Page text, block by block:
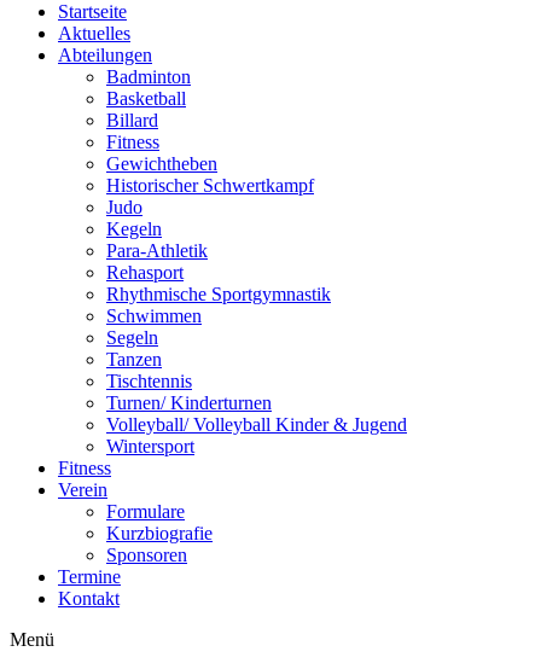
Startseite
Aktuelles
Abteilungen
Badminton
Basketball
Billard
Fitness
Gewichtheben
Historischer Schwertkampf
Judo
Kegeln
Para-Athletik
Rehasport
Rhythmische Sportgymnastik
Schwimmen
Segeln
Tanzen
Tischtennis
Turnen/ Kinderturnen
Volleyball/ Volleyball Kinder & Jugend
Wintersport
Fitness
Verein
Formulare
Kurzbiografie
Sponsoren
Termine
Kontakt
Menü